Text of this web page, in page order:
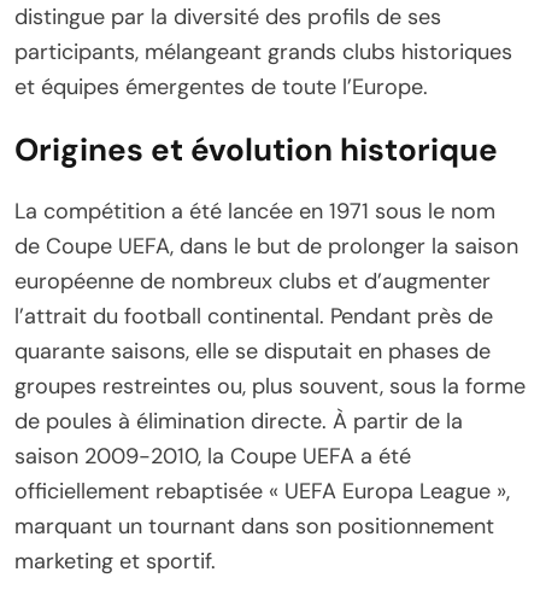
distingue par la diversité des profils de ses
participants, mélangeant grands clubs historiques
et équipes émergentes de toute l’Europe.
Origines et évolution historique
La compétition a été lancée en 1971 sous le nom
de Coupe UEFA, dans le but de prolonger la saison
européenne de nombreux clubs et d’augmenter
l’attrait du football continental. Pendant près de
quarante saisons, elle se disputait en phases de
groupes restreintes ou, plus souvent, sous la forme
de poules à élimination directe. À partir de la
saison 2009-2010, la Coupe UEFA a été
officiellement rebaptisée « UEFA Europa League »,
marquant un tournant dans son positionnement
marketing et sportif.